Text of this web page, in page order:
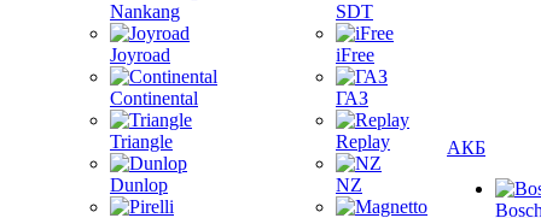
Nankang
Joyroad
Continental
Triangle
Dunlop
SDT
iFree
ГАЗ
Replay
NZ
АКБ